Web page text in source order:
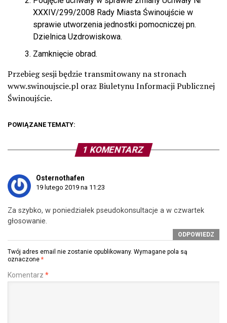
XXXIV/299/2008 Rady Miasta Świnoujście w
sprawie utworzenia jednostki pomocniczej pn.
Dzielnica Uzdrowiskowa.
Zamknięcie obrad.
Przebieg sesji będzie transmitowany na stronach
www.swinoujscie.pl oraz Biuletynu Informacji Publicznej
Świnoujście.
POWIĄZANE TEMATY:
1 KOMENTARZ
Osternothafen
19 lutego 2019 na 11:23
Za szybko, w poniedziałek pseudokonsultacje a w czwartek
głosowanie.
ODPOWIEDZ
Twój adres email nie zostanie opublikowany. Wymagane pola są
oznaczone *
Komentarz *